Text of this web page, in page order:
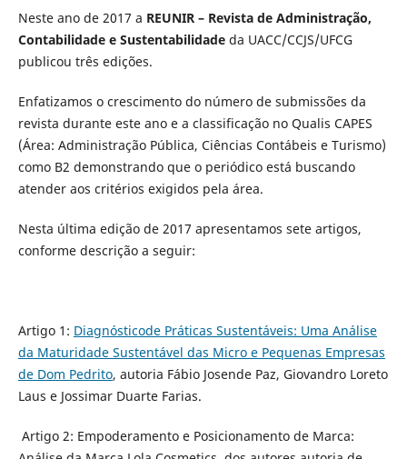
Neste ano de 2017 a REUNIR – Revista de Administração,
Contabilidade e Sustentabilidadeda UACC/CCJS/UFCG
publicou três edições.
Enfatizamos o crescimento do número de submissões da
revista durante este ano e a classificação no Qualis CAPES
(Área: Administração Pública, Ciências Contábeis e Turismo)
como B2 demonstrando que o periódico está buscando
atender aos critérios exigidos pela área.
Nesta última edição de 2017 apresentamos sete artigos,
conforme descrição a seguir:
Artigo 1: Diagnósticode Práticas Sustentáveis: Uma Análise
da Maturidade Sustentável das Micro e Pequenas Empresas
de Dom Pedrito, autoria Fábio Josende Paz, Giovandro Loreto
Laus e Jossimar Duarte Farias.
Artigo 2: Empoderamento e Posicionamento de Marca: